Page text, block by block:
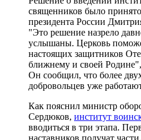
священников было
президента России
"Это решение назрело
услышаны. Церковь
настоящих защитников
ближнему и своей
Он сообщил, что более
добровольцев уже
Как пояснил министр
Сердюков, институт
вводиться в три этапа.
наставников получат